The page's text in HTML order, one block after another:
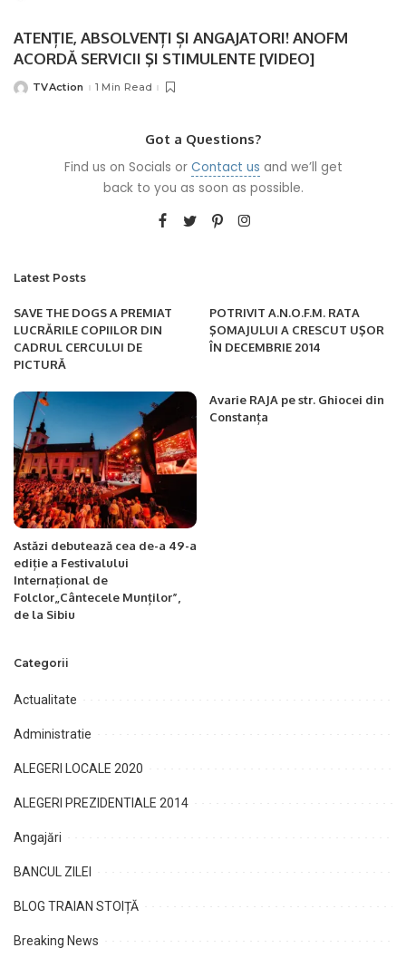
ATENȚIE, ABSOLVENȚI ȘI ANGAJATORI! ANOFM
ACORDĂ SERVICII ŞI STIMULENTE [VIDEO]
PostedTVAction 1 Min Read
Got a Questions?
Find us on Socials or Contact us and we’ll get
back to you as soon as possible.
Latest Posts
SAVE THE DOGS A PREMIAT
LUCRĂRILE COPIILOR DIN
CADRUL CERCULUI DE
PICTURĂ
POTRIVIT A.N.O.F.M. RATA
ŞOMAJULUI A CRESCUT UŞOR
ÎN DECEMBRIE 2014
Astăzi debutează cea de-a 49-a
ediție a Festivalului
Internațional de
Folclor„Cântecele Munților”,
de la Sibiu
Avarie RAJA pe str. Ghiocei din
Constanța
Categorii
Actualitate
Administratie
ALEGERI LOCALE 2020
ALEGERI PREZIDENTIALE 2014
Angajări
BANCUL ZILEI
BLOG TRAIAN STOIȚĂ
Breaking News